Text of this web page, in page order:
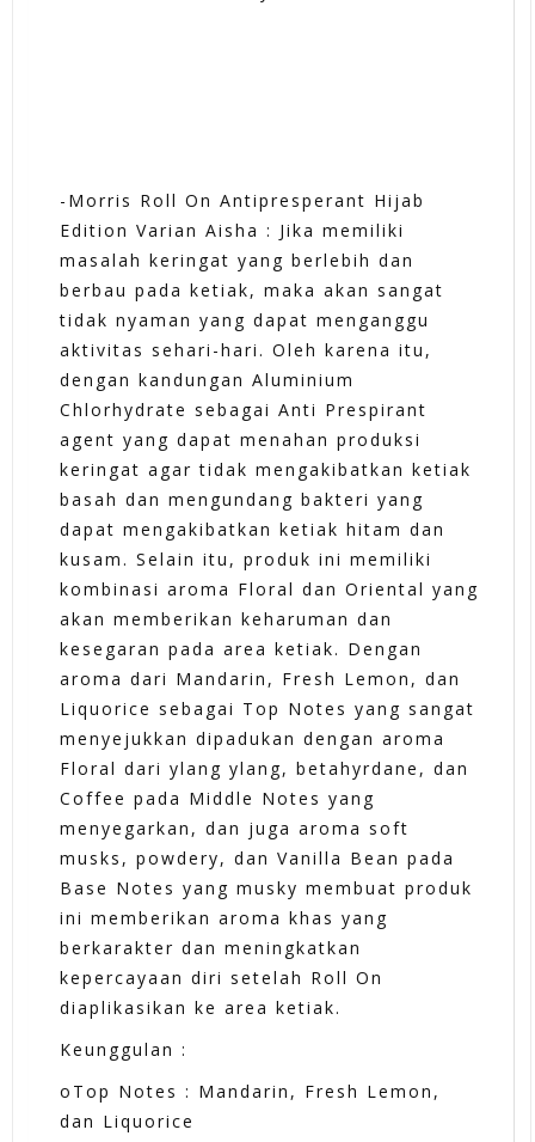
-Morris Roll On Antipresperant Hijab
Edition Varian Aisha : Jika memiliki
masalah keringat yang berlebih dan
berbau pada ketiak, maka akan sangat
tidak nyaman yang dapat menganggu
aktivitas sehari-hari. Oleh karena itu,
dengan kandungan Aluminium
Chlorhydrate sebagai Anti Prespirant
agent yang dapat menahan produksi
keringat agar tidak mengakibatkan ketiak
basah dan mengundang bakteri yang
dapat mengakibatkan ketiak hitam dan
kusam. Selain itu, produk ini memiliki
kombinasi aroma Floral dan Oriental yang
akan memberikan keharuman dan
kesegaran pada area ketiak. Dengan
aroma dari Mandarin, Fresh Lemon, dan
Liquorice sebagai Top Notes yang sangat
menyejukkan dipadukan dengan aroma
Floral dari ylang ylang, betahyrdane, dan
Coffee pada Middle Notes yang
menyegarkan, dan juga aroma soft
musks, powdery, dan Vanilla Bean pada
Base Notes yang musky membuat produk
ini memberikan aroma khas yang
berkarakter dan meningkatkan
kepercayaan diri setelah Roll On
diaplikasikan ke area ketiak.
Keunggulan :
oTop Notes : Mandarin, Fresh Lemon,
dan Liquorice